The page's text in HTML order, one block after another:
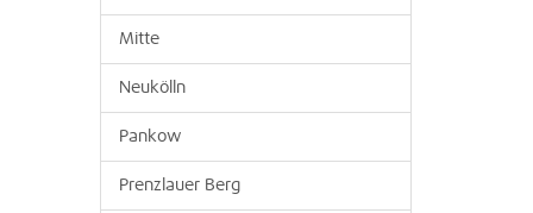
Mitte
Neukölln
Pankow
Prenzlauer Berg